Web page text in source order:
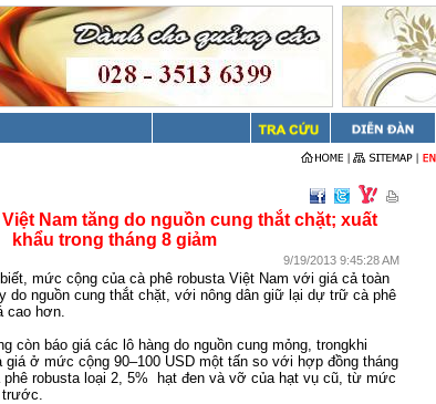
Nam tăng do nguồn cung thắt chặt; xuất
khẩu trong tháng 8 giảm
9/19/2013 9:45:28 AM
, mức cộng của cà phê robusta Việt Nam với giácả toàn
do nguồn cung thắt chặt, với nông dân giữ lại dự trữ cà phê
cao hơn.
còn báo giá các lô hàng do nguồn cung mỏng, trongkhi
giá ở mức cộng 90–100 USD một tấn so với hợp đồng tháng
phê robusta loại 2, 5% hạt đen và vỡ của hạt vụ cũ, từ mức
trước.